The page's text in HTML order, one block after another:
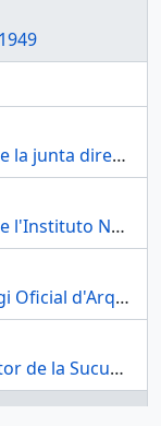
reunió general extraordinària
del nou curs acadèmic
pel projecte de reconstrucció d'una part de l'entitat
informar-lo del seu nou càrrec